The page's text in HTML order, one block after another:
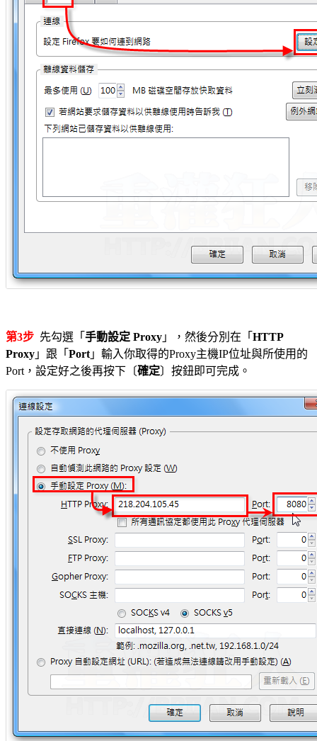
第3步 先勾選「 手動設定 Proxy 」，然後分別在「 HTTP
Proxy 」跟「 Port 」輸入你取得的Proxy主機IP位址與所使用的
Port，設定好之後再按下〔確定〕按鈕即可完成。